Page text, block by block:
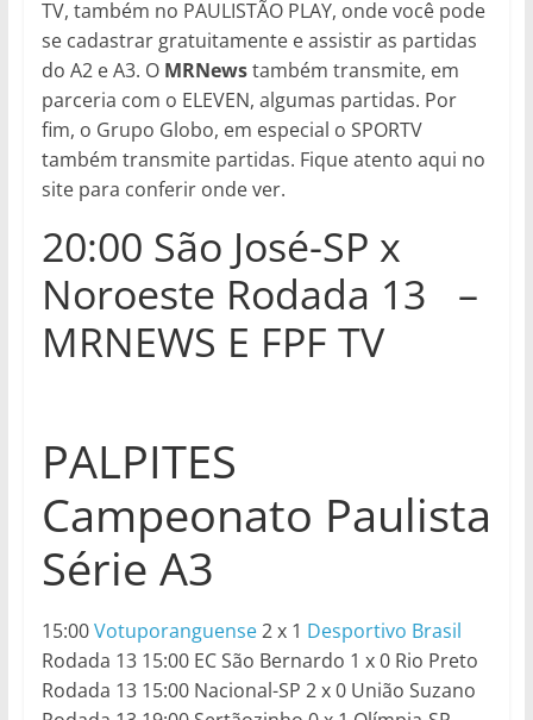
TV, também no PAULISTÃO PLAY, onde você pode
se cadastrar gratuitamente e assistir as partidas
do A2 e A3. O MRNewstambém transmite, em
parceria com o ELEVEN, algumas partidas. Por
fim, o Grupo Globo, em especial o SPORTV
também transmite partidas. Fique atento aqui no
site para conferir onde ver.
20:00 São José-SP x
Noroeste Rodada 13 –
MRNEWS E FPF TV
PALPITES
Campeonato Paulista
Série A3
15:00Votuporanguense2 x 1 Desportivo Brasil
Rodada 13 15:00 EC São Bernardo 1 x 0 Rio Preto
Rodada 13 15:00 Nacional-SP 2 x 0 União Suzano